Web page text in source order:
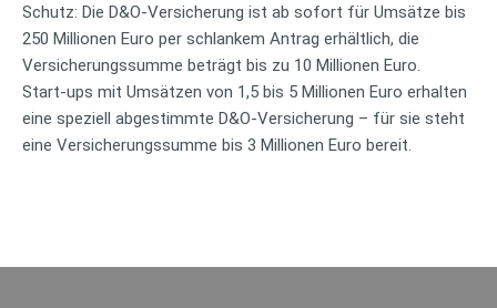
Schutz: Die D&O-Versicherung ist ab sofort für Umsätze bis
250 Millionen Euro per schlankem Antrag erhältlich, die
Versicherungssumme beträgt bis zu 10 Millionen Euro.
Start-ups mit Umsätzen von 1,5 bis 5 Millionen Euro erhalten
eine speziell abgestimmte D&O-Versicherung – für sie steht
eine Versicherungssumme bis 3 Millionen Euro bereit.